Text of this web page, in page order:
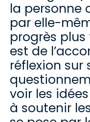
la personne
par elle-
progrès plus
est de
réflexion sur
voir les
à soutenir